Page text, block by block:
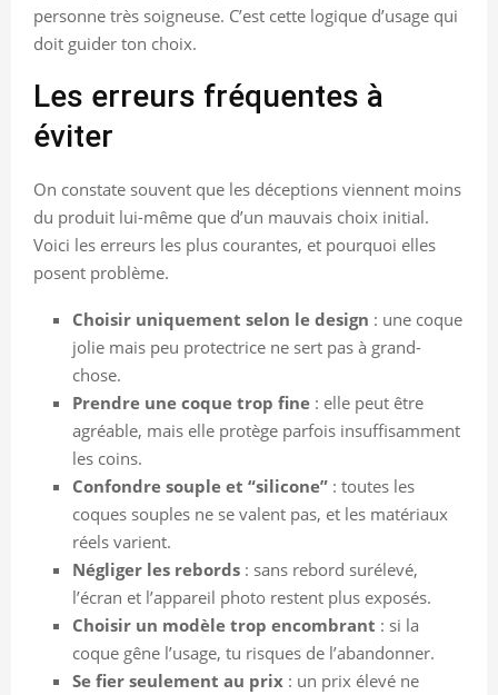
personne très soigneuse. C’est cette logique d’usage qui
doit guider ton choix.
Les erreurs fréquentes à
éviter
On constate souvent que les déceptions viennent moins
du produit lui-même que d’un mauvais choix initial.
Voici les erreurs les plus courantes, et pourquoi elles
posent problème.
Choisir uniquement selon le design : une coque
jolie mais peu protectrice ne sert pas à grand-
chose.
Prendre une coque trop fine : elle peut être
agréable, mais elle protège parfois insuffisamment
les coins.
Confondre souple et “silicone” : toutes les
coques souples ne se valent pas, et les matériaux
réels varient.
Négliger les rebords : sans rebord surélevé,
l’écran et l’appareil photo restent plus exposés.
Choisir un modèle trop encombrant : si la
coque gêne l’usage, tu risques de l’abandonner.
Se fier seulement au prix : un prix élevé ne